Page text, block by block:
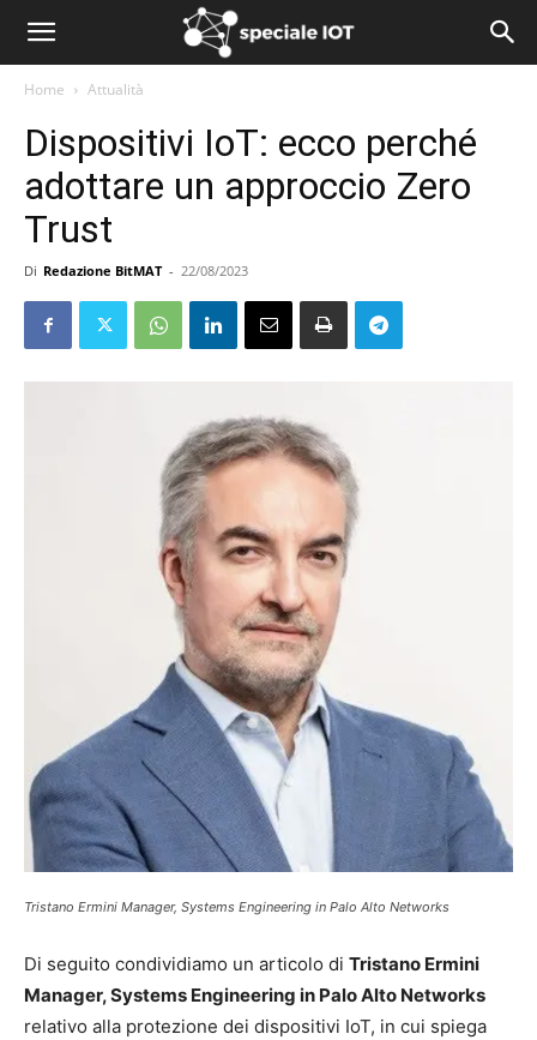
Home Attualità
Dispositivi IoT: ecco perché
adottare un approccio Zero
Trust
Di Redazione BitMAT - 22/08/2023
Tristano Ermini Manager, Systems Engineering in Palo Alto Networks
Di seguito condividiamo un articolo di Tristano Ermini
Manager, Systems Engineering in Palo Alto Networks
relativo alla protezione dei dispositivi IoT, in cui spiega